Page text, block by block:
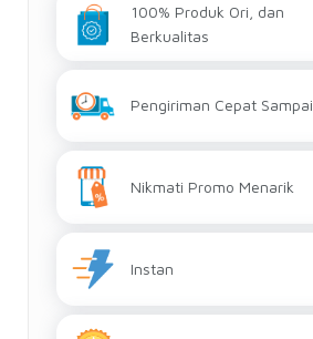
100% Produk Ori, dan
Berkualitas
Pengiriman Cepat Sampai
Nikmati Promo Menarik
Instan